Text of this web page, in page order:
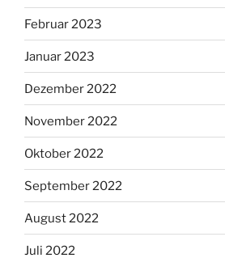
Februar 2023
Januar 2023
Dezember 2022
November 2022
Oktober 2022
September 2022
August 2022
Juli 2022